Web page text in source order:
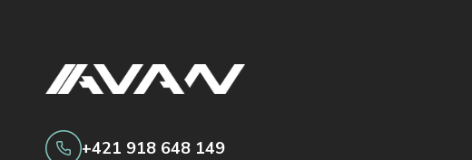
+421 918 648 149